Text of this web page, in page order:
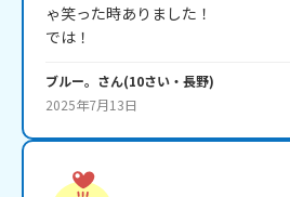
ゃ笑った時ありました！
では！
ブルー。 さん(10さい・ 長野)
2025年7月13日